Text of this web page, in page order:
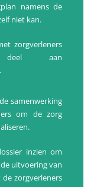
namens de
niet kan.
zorgverleners
aan
samenwerking
om de zorg
inzien om
uitvoering van
zorgverleners